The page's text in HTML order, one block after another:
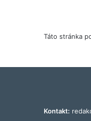
Táto stránka
Kontakt: